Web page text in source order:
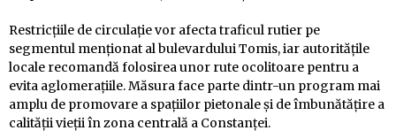
Restricțiile de circulație vor afecta traficul rutier pe
segmentul menționat al bulevardului Tomis, iar autoritățile
locale recomandă folosirea unor rute ocolitoare pentru a
evita aglomerațiile. Măsura face parte dintr-un program mai
amplu de promovare a spațiilor pietonale și de îmbunătățire a
calității vieții în zona centrală a Constanței.